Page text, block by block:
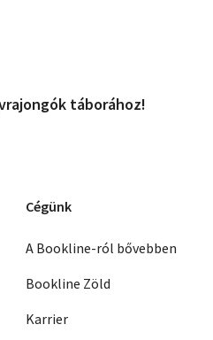
táborához!
Cégünk
A Bookline-ról bővebben
Bookline Zöld
Karrier